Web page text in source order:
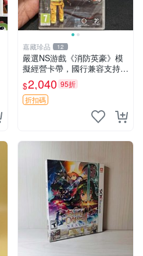
嘉藏珍品 12
嚴選NS游戲《消防英豪》模
擬經營卡帶，國行兼容支持中
文顯示，全新未拆封直送！消
防模擬游戲推薦收藏 消防模
擬 游戲卡帶 Switch游戲
$2,040 95折
折扣碼